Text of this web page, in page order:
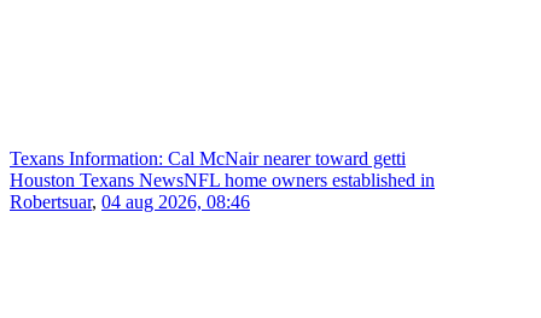
Texans Information: Cal McNair nearer toward getti
Houston Texans NewsNFL home owners established in
Robertsuar, 04 aug 2026, 08:46